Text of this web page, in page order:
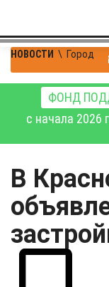
НОВОСТИ \ Город
ФОНД
с начала 2026
В